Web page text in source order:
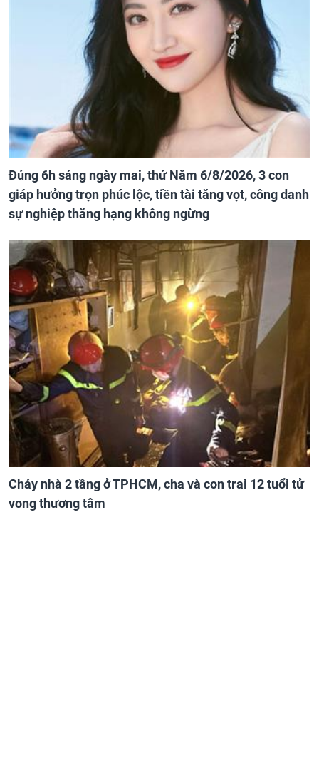
Đúng 6h sáng ngày mai, thứ Năm 6/8/2026, 3 con
giáp hưởng trọn phúc lộc, tiền tài tăng vọt, công danh
sự nghiệp thăng hạng không ngừng
Cháy nhà 2 tầng ở TPHCM, cha và con trai 12 tuổi tử
vong thương tâm